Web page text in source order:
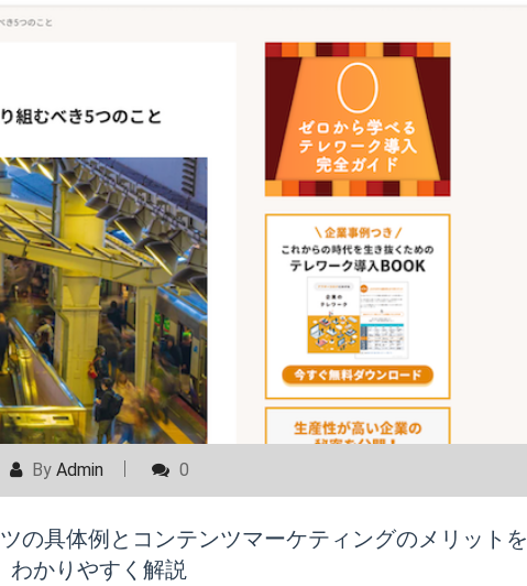
By Admin 0
の具体例とコンテンツマーケティングのメリットを
わかりやすく解説